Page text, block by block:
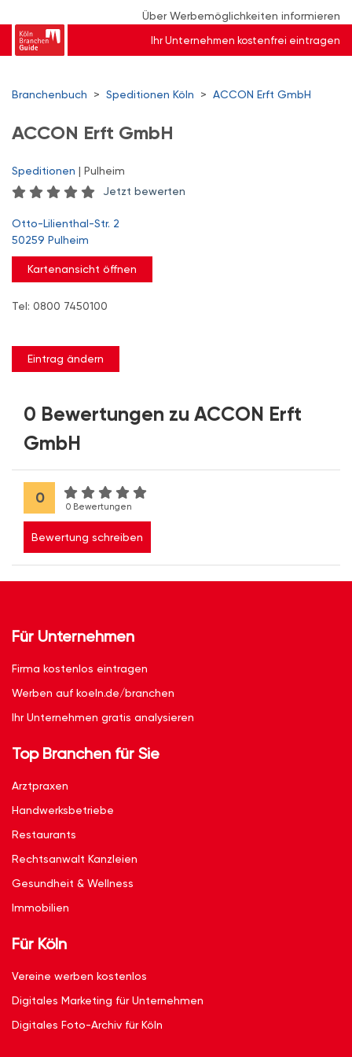
Über Werbemöglichkeiten informieren
Ihr Unternehmen kostenfrei eintragen
Branchenbuch > Speditionen Köln > ACCON Erft GmbH
ACCON Erft GmbH
Speditionen | Pulheim
Jetzt bewerten
Otto-Lilienthal-Str. 2
50259 Pulheim
Kartenansicht öffnen
Tel: 0800 7450100
Eintrag ändern
0 Bewertungen zu ACCON Erft
GmbH
0
0 Bewertungen
Bewertung schreiben
Für Unternehmen
Firma kostenlos eintragen
Werben auf koeln.de/branchen
Ihr Unternehmen gratis analysieren
Top Branchen für Sie
Arztpraxen
Handwerksbetriebe
Restaurants
Rechtsanwalt Kanzleien
Gesundheit & Wellness
Immobilien
Für Köln
Vereine werben kostenlos
Digitales Marketing für Unternehmen
Digitales Foto-Archiv für Köln